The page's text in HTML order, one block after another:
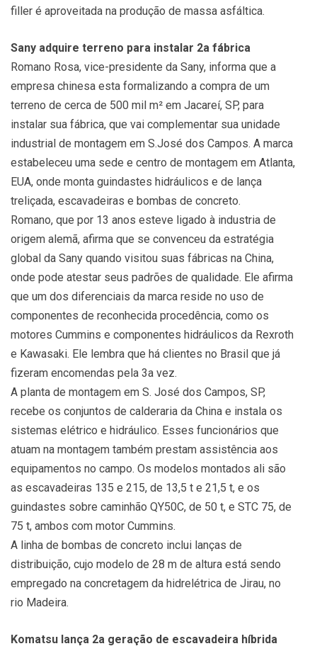
filler é aproveitada na produção de massa asfáltica.
Sany adquire terreno para instalar 2a fábrica
Romano Rosa, vice-presidente da Sany, informa que a
empresa chinesa esta formalizando a compra de um
terreno de cerca de 500 mil m² em Jacareí, SP, para
instalar sua fábrica, que vai complementar sua unidade
industrial de montagem em S.José dos Campos. A marca
estabeleceu uma sede e centro de montagem em Atlanta,
EUA, onde monta guindastes hidráulicos e de lança
treliçada, escavadeiras e bombas de concreto.
Romano, que por 13 anos esteve ligado à industria de
origem alemã, afirma que se convenceu da estratégia
global da Sany quando visitou suas fábricas na China,
onde pode atestar seus padrões de qualidade. Ele afirma
que um dos diferenciais da marca reside no uso de
componentes de reconhecida procedência, como os
motores Cummins e componentes hidráulicos da Rexroth
e Kawasaki. Ele lembra que há clientes no Brasil que já
fizeram encomendas pela 3a vez.
A planta de montagem em S. José dos Campos, SP,
recebe os conjuntos de calderaria da China e instala os
sistemas elétrico e hidráulico. Esses funcionários que
atuam na montagem também prestam assistência aos
equipamentos no campo. Os modelos montados ali são
as escavadeiras 135 e 215, de 13,5 t e 21,5 t, e os
guindastes sobre caminhão QY50C, de 50 t, e STC 75, de
75 t, ambos com motor Cummins.
A linha de bombas de concreto inclui lanças de
distribuição, cujo modelo de 28 m de altura está sendo
empregado na concretagem da hidrelétrica de Jirau, no
rio Madeira.
Komatsu lança 2a geração de escavadeira híbrida